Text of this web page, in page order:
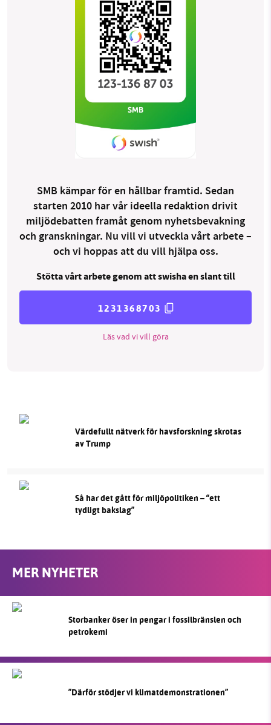
SMB kämpar för en hållbar framtid. Sedan
starten 2010 har vår ideella redaktion drivit
miljödebatten framåt genom nyhetsbevakning
och granskningar. Nu vill vi utveckla vårt arbete –
och vi hoppas att du vill hjälpa oss.
Stötta vårt arbete genom att swisha en slant till
1231368703
Läs vad vi vill göra
Värdefullt nätverk för havsforskning skrotas
av Trump
Så har det gått för miljöpolitiken – “ett
tydligt bakslag”
MER NYHETER
Storbanker öser in pengar i fossilbränslen och
petrokemi
”Därför stödjer vi klimatdemonstrationen”